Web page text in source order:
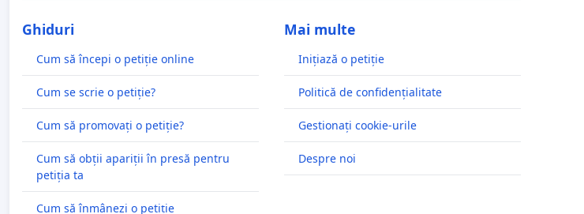
Ghiduri
Cum să începi o petiție online
Cum se scrie o petiție?
Cum să promovați o petiție?
Cum să obții apariții în presă pentru
petiția ta
Cum să înmânezi o petiție
Mai multe
Inițiază o petiție
Politică de confidențialitate
Gestionați cookie-urile
Despre noi